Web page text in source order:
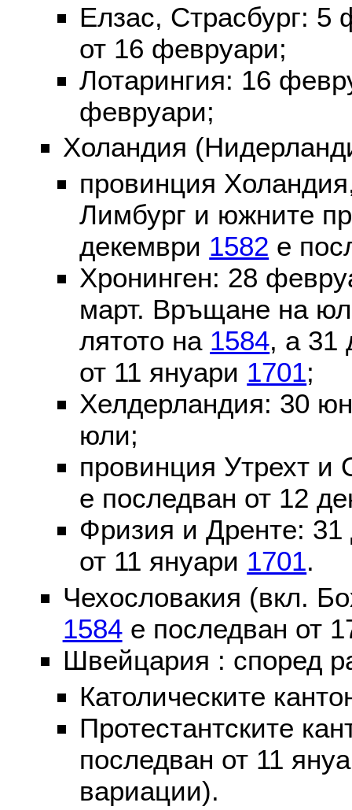
Елзас, Страсбург:
от 16 февруари;
Лотарингия: 16
февруари;
Холандия
провинция
Лимбург и южните
декември 1582 е
Хронинген: 28
март. Връщане на
лятото на 1584, а 31
от 11 януари 1701;
Хелдерландия: 30
юли;
провинция Утрехт
е последван от 12
Фризия и Дренте:
от 11 януари 1701.
Чехословакия (вкл.
1584е последван от
Швейцария : според
Католическите
Протестантските
последван от 11
вариации).